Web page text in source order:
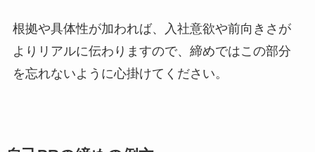
根拠や具体性が加われば、入社意欲や前向きさが
よりリアルに伝わりますので、締めではこの部分
を忘れないように心掛けてください。